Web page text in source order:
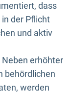
dass
der Pflicht
und aktiv
erhöhter
behördlichen
werden